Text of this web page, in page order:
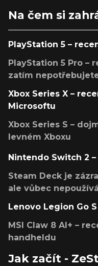
Na čem si
PlayStation 5 –
PlayStation 5 Pro –
zatím
Xbox Series X –
Microsoftu
Xbox Series S –
levném Xboxu
Nintendo Switch 2
Steam Deck je
ale vůbec
Lenovo Legion Go
MSI Claw 8 AI+ –
handheldu
Jak začít -